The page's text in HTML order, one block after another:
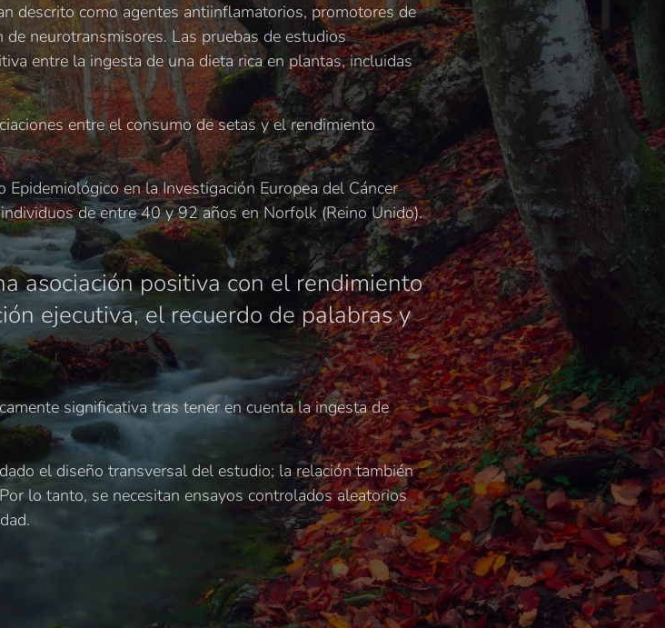
descrito como agentes antiinflamatorios, promotores de
neurotransmisores. Las pruebas de estudios
entre la ingesta de una dieta rica en plantas, incluidas
entre el consumo de setas y el rendimiento
en la Investigación Europea del Cáncer
de entre 40 y 92 años en Norfolk (Reino Unido).
asociación positiva con el rendimiento
ejecutiva, el recuerdo de palabras y
significativa tras tener en cuenta la ingesta de
el diseño transversal del estudio; la relación también
lo tanto, se necesitan ensayos controlados aleatorios